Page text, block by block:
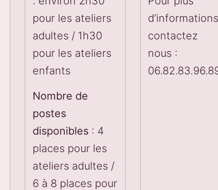
pour les ateliers
adultes / 1h30
pour les ateliers
enfants
Nombre de
postes
disponibles : 4
places pour les
ateliers adultes /
6 à 8 places pour
d’informations
contactez
nous :